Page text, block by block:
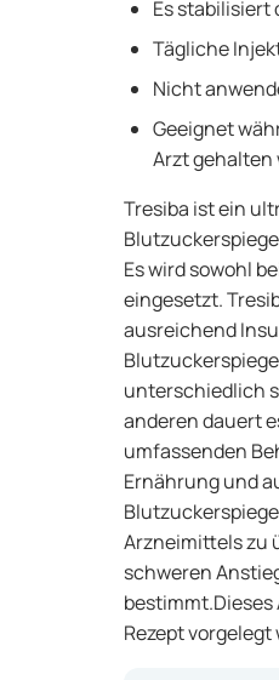
Es stabilisiert
Tägliche
Nicht
Geeignet
Arzt gehalten
Tresiba ist ein
Es wird sowohl
eingesetzt.
ausreichend
unterschiedlich
anderen dauert
umfassenden
Ernährung und
Arzneimittels zu
schweren
Rezept